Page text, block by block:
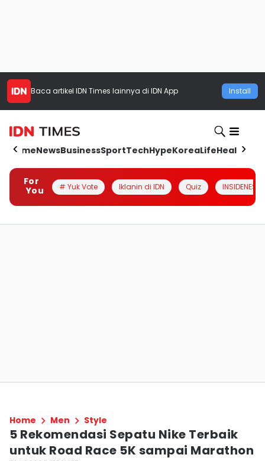
Baca artikel IDN Times lainnya di IDN App Install
HomeNewsBusinessSportTechHypeKoreaLifeHealth
For
You
# Yuk Vote Iklanin di IDN Quiz INSIDENESIA
Home Men Style
5 Rekomendasi Sepatu Nike Terbaik
untuk Road Race 5K sampai Marathon